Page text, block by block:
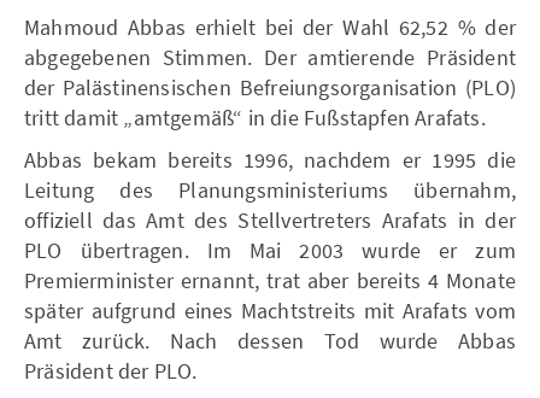
Mahmoud Abbas erhielt bei der Wahl 62,52 % der
abgegebenen Stimmen. Der amtierende Präsident
der Palästinensischen Befreiungsorganisation (PLO)
tritt damit „amtgemäß“ in die Fußstapfen Arafats.
Abbas bekam bereits 1996, nachdem er 1995 die
Leitung des Planungsministeriums übernahm,
offiziell das Amt des Stellvertreters Arafats in der
PLO übertragen. Im Mai 2003 wurde er zum
Premierminister ernannt, trat aber bereits 4 Monate
später aufgrund eines Machtstreits mit Arafats vom
Amt zurück. Nach dessen Tod wurde Abbas
Präsident der PLO.